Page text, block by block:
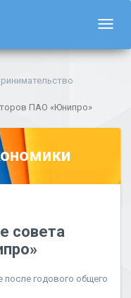
ПАО «Юнипро»
совета
после годового общего